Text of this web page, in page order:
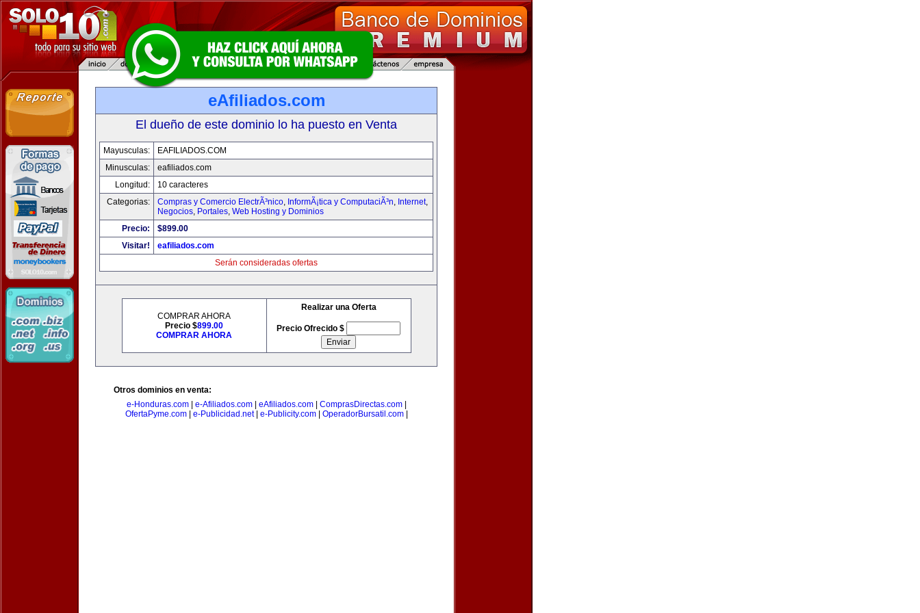
eAfiliados.com
El dueño de este dominio lo ha puesto en Venta
Mayusculas:
EAFILIADOS.COM
Minusculas:
eafiliados.com
Longitud:
10 caracteres
Categorias:
Compras y Comercio ElectrÃ³nico, InformÃ¡tica y ComputaciÃ³n, Internet,
Negocios, Portales, Web Hosting y Dominios
Precio:
$899.00
Visitar!
eafiliados.com
Serán consideradas ofertas
COMPRAR AHORA
Precio $899.00
COMPRAR AHORA
Realizar una Oferta
Precio Ofrecido $
Otros dominios en venta:
e-Honduras.com| e-Afiliados.com| eAfiliados.com| ComprasDirectas.com|
OfertaPyme.com| e-Publicidad.net| e-Publicity.com| OperadorBursatil.com|